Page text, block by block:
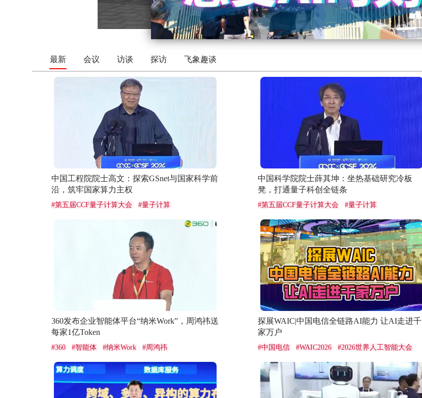
最新 会议 访谈 探访 飞象趣谈
中国工程院院士高文：探索GSnet与国家科学前
沿，筑牢国家算力主权
#第五届CCF量子计算大会 #量子计算
中国科学院院士薛其坤：坐热基础研究冷板
凳，打通量子科创全链条
#第五届CCF量子计算大会 #量子计算
360发布企业智能体平台“纳米Work”，周鸿祎送
每家1亿Token
#360 #智能体 #纳米Work #周鸿祎
探展WAIC|中国电信全链路AI能力 让AI走进千
家万户
#中国电信 #WAIC2026 #2026世界人工智能大会